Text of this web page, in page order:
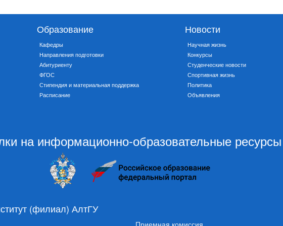
Образование
Кафедры
Направления подготовки
Абитуриенту
ФГОС
Стипендия и материальная поддержка
Расписание
Новости
Научная жизнь
Конкурсы
Студенческие новости
Спортивная жизнь
Политика
Объявления
на информационно-образовательные ресурсы
(филиал) АлтГУ